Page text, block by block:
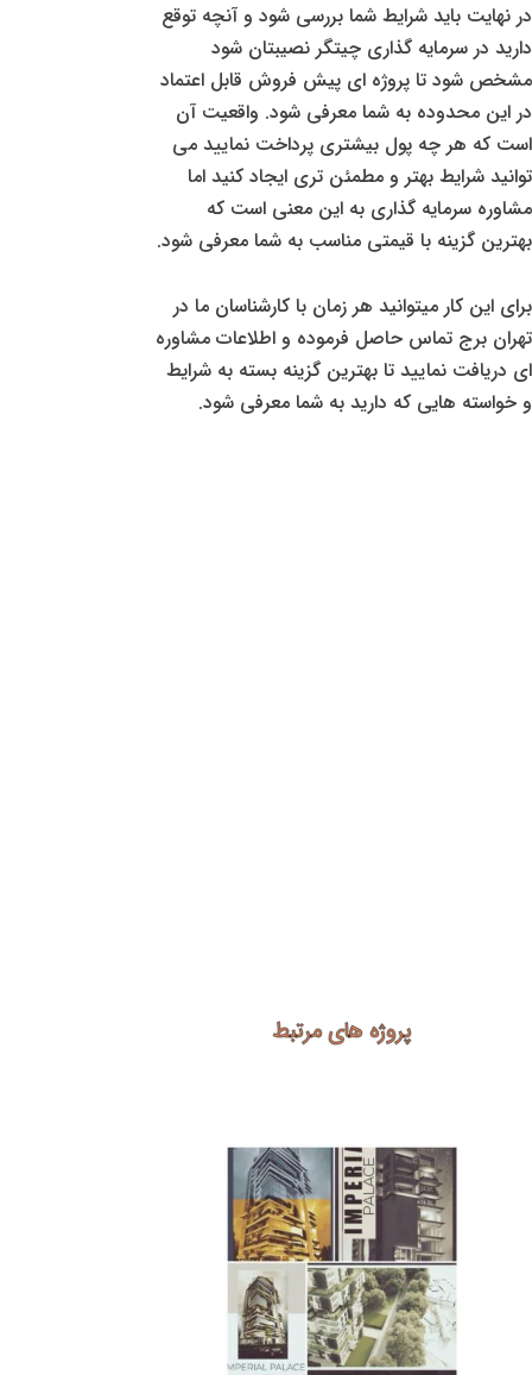
در نهایت باید شرایط شما بررسی شود و آنچه توقع
دارید در سرمایه گذاری چیتگر نصیبتان شود
مشخص شود تا پروژه ای پیش فروش قابل اعتماد
در این محدوده به شما معرفی شود. واقعیت آن
است که هر چه پول بیشتری پرداخت نمایید می
توانید شرایط بهتر و مطمئن تری ایجاد کنید اما
مشاوره سرمایه گذاری به این معنی است که
بهترین گزینه با قیمتی مناسب به شما معرفی شود.
برای این کار میتوانید هر زمان با کارشناسان ما در
تهران برج تماس حاصل فرموده و اطلاعات مشاوره
ای دریافت نمایید تا بهترین گزینه بسته به شرایط
و خواسته هایی که دارید به شما معرفی شود.
پروژه های مرتبط